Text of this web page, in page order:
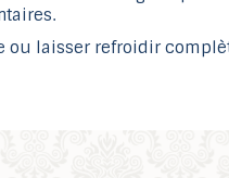
ou laisser refroidir